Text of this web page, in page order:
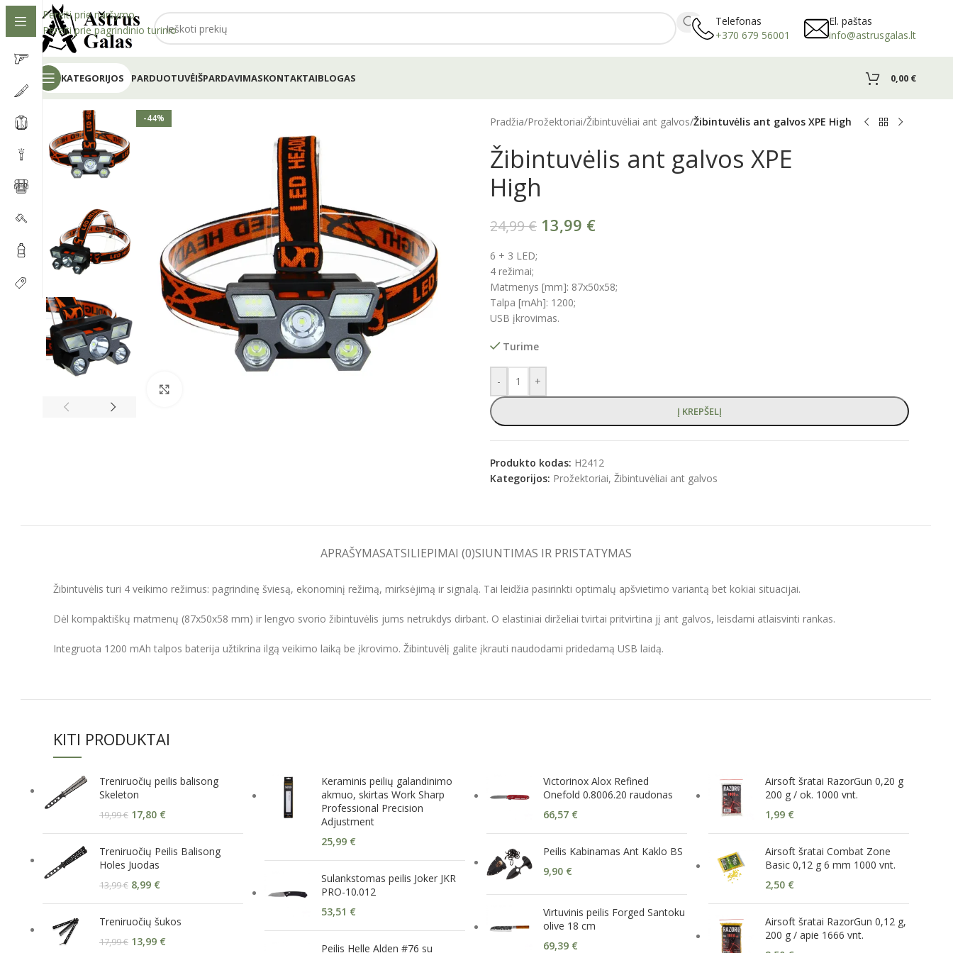
Pereiti prie naršymo
Pereiti prie pagrindinio turinio
Telefonas
+370 679 56001
El. paštas
info@astrusgalas.lt
KATEGORIJOS PARDUOTUVĖIŠPARDAVIMASKONTAKTAIBLOGAS 0,00 €
-44% Pradžia/Prožektoriai/Žibintuvėliai ant galvos/Žibintuvėlis ant galvos XPE High
Žibintuvėlis ant galvos XPE
High
24,99€ 13,99 €
6 + 3 LED;
4 režimai;
Matmenys [mm]: 87x50x58;
Talpa [mAh]: 1200;
USB įkrovimas.
Turime
- +
Į KREPŠELĮ
Produkto kodas: H2412
Kategorijos: Prožektoriai, Žibintuvėliai ant galvos
APRAŠYMASATSILIEPIMAI (0)SIUNTIMAS IR PRISTATYMAS
Žibintuvėlis turi 4 veikimo režimus: pagrindinę šviesą, ekonominį režimą, mirksėjimą ir signalą. Tai leidžia pasirinkti optimalų apšvietimo variantą bet kokiai situacijai.
Dėl kompaktiškų matmenų (87x50x58 mm) ir lengvo svorio žibintuvėlis jums netrukdys dirbant. O elastiniai dirželiai tvirtai pritvirtina jį ant galvos, leisdami atlaisvinti rankas.
Integruota 1200 mAh talpos baterija užtikrina ilgą veikimo laiką be įkrovimo. Žibintuvėlį galite įkrauti naudodami pridedamą USB laidą.
KITI PRODUKTAI
Treniruočių peilis balisong
Skeleton
19,99€ 17,80 €
Treniruočių Peilis Balisong
Holes Juodas
13,99€ 8,99 €
Treniruočių šukos
17,99€ 13,99 €
Keraminis peilių galandinimo
akmuo, skirtas Work Sharp
Professional Precision
Adjustment
25,99 €
Sulankstomas peilis Joker JKR
PRO-10.012
53,51 €
Peilis Helle Alden #76 su
Victorinox Alox Refined
Onefold 0.8006.20 raudonas
66,57 €
Peilis Kabinamas Ant Kaklo BS
9,90 €
Virtuvinis peilis Forged Santoku
olive 18 cm
69,39 €
Airsoft šratai RazorGun 0,20 g
200 g / ok. 1000 vnt.
1,99 €
Airsoft šratai Combat Zone
Basic 0,12 g 6 mm 1000 vnt.
2,50 €
Airsoft šratai RazorGun 0,12 g,
200 g / apie 1666 vnt.